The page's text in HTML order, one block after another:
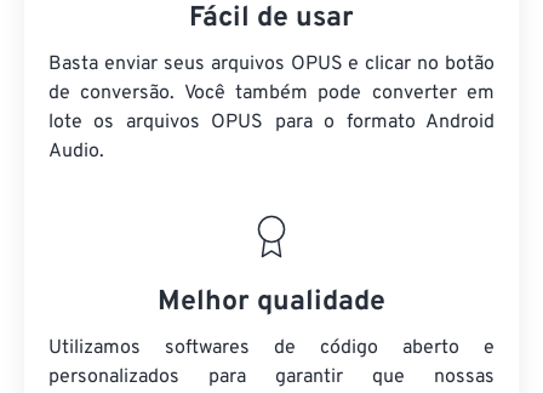
Fácil de usar
Basta enviar seus arquivos OPUS e clicar no botão
de conversão. Você também pode converter em
loteos arquivos OPUS para o formato Android
Audio.
Melhor qualidade
Utilizamos softwares de código aberto e
personalizados para garantir que nossas